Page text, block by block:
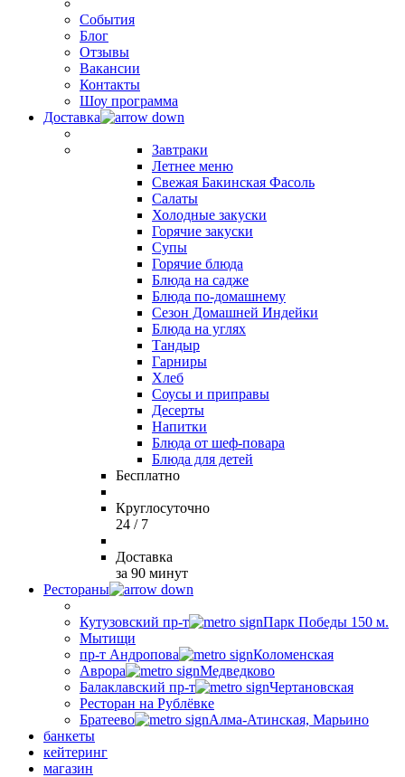
События
Блог
Отзывы
Вакансии
Контакты
Шоу программа
Доставка
Завтраки
Летнее меню
Свежая Бакинская Фасоль
Салаты
Холодные закуски
Горячие закуски
Супы
Горячие блюда
Блюда на садже
Блюда по-домашнему
Сезон Домашней Индейки
Блюда на углях
Тандыр
Гарниры
Хлеб
Соусы и приправы
Десерты
Напитки
Блюда от шеф-повара
Блюда для детей
Бесплатно
Круглосуточно
24 / 7
Доставка
за 90 минут
Рестораны
Кутузовский пр-т
Парк Победы 150 м.
Мытищи
пр-т Андропова
Коломенская
Аврора
Медведково
Балаклавский пр-т
Чертановская
Ресторан на Рублёвке
Братеево
Алма-Атинская, Марьино
банкеты
кейтеринг
магазин